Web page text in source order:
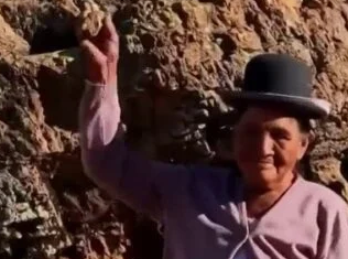
Lifestyle
Magazine
Photography
Travel
Technology